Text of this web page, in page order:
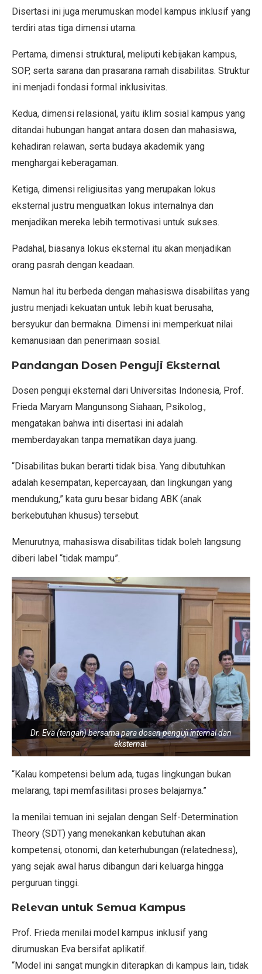
Disertasi ini juga merumuskan model kampus inklusif yang
terdiri atas tiga dimensi utama.
Pertama, dimensi struktural, meliputi kebijakan kampus,
SOP, serta sarana dan prasarana ramah disabilitas. Struktur
ini menjadi fondasi formal inklusivitas.
Kedua, dimensi relasional, yaitu iklim sosial kampus yang
ditandai hubungan hangat antara dosen dan mahasiswa,
kehadiran relawan, serta budaya akademik yang
menghargai keberagaman.
Ketiga, dimensi religiusitas yang merupakan lokus
eksternal justru menguatkan lokus internalnya dan
menjadikan mereka lebih termotivasi untuk sukses.
Padahal, biasanya lokus eksternal itu akan menjadikan
orang pasrah dengan keadaan.
Namun hal itu berbeda dengan mahasiswa disabilitas yang
justru menjadi kekuatan untuk lebih kuat berusaha,
bersyukur dan bermakna. Dimensi ini memperkuat nilai
kemanusiaan dan penerimaan sosial.
Pandangan Dosen Penguji Eksternal
Dosen penguji eksternal dari Universitas Indonesia, Prof.
Frieda Maryam Mangunsong Siahaan, Psikolog.,
mengatakan bahwa inti disertasi ini adalah
memberdayakan tanpa mematikan daya juang.
“Disabilitas bukan berarti tidak bisa. Yang dibutuhkan
adalah kesempatan, kepercayaan, dan lingkungan yang
mendukung,” kata guru besar bidang ABK (anak
berkebutuhan khusus) tersebut.
Menurutnya, mahasiswa disabilitas tidak boleh langsung
diberi label “tidak mampu”.
Dr. Eva (tengah) bersama para dosen penguji internal dan
eksternal.
“Kalau kompetensi belum ada, tugas lingkungan bukan
melarang, tapi memfasilitasi proses belajarnya.”
Ia menilai temuan ini sejalan dengan Self-Determination
Theory (SDT) yang menekankan kebutuhan akan
kompetensi, otonomi, dan keterhubungan (relatedness),
yang sejak awal harus dibangun dari keluarga hingga
perguruan tinggi.
Relevan untuk Semua Kampus
Prof. Frieda menilai model kampus inklusif yang
dirumuskan Eva bersifat aplikatif.
“Model ini sangat mungkin diterapkan di kampus lain, tidak